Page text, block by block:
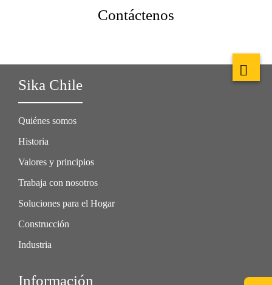
Contáctenos
Sika Chile
Quiénes somos
Historia
Valores y principios
Trabaja con nosotros
Soluciones para el Hogar
Construcción
Industria
Información